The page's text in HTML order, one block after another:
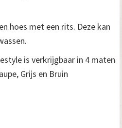
hoes met een rits. Deze kan
is verkrijgbaar in 4 maten
Grijs en Bruin